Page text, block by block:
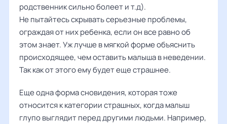
родственник сильно болеет и т.д).
Не пытайтесь скрывать серьезные проблемы,
ограждая от них ребенка, если он все равно об
этом знает. Уж лучше в мягкой форме объяснить
происходящее, чем оставить малыша в неведении.
Так как от этого ему будет еще страшнее.
Еще одна форма сновидения, которая тоже
относится к категории страшных, когда малыш
глупо выглядит перед другими людьми. Например,